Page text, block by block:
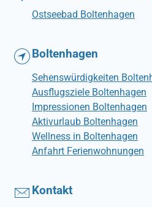
Ostseebad Boltenhagen
Boltenhagen
Sehenswürdigkeiten
Ausflugsziele Boltenhagen
Impressionen Boltenhagen
Aktivurlaub Boltenhagen
Wellness in Boltenhagen
Anfahrt Ferienwohnungen
Kontakt